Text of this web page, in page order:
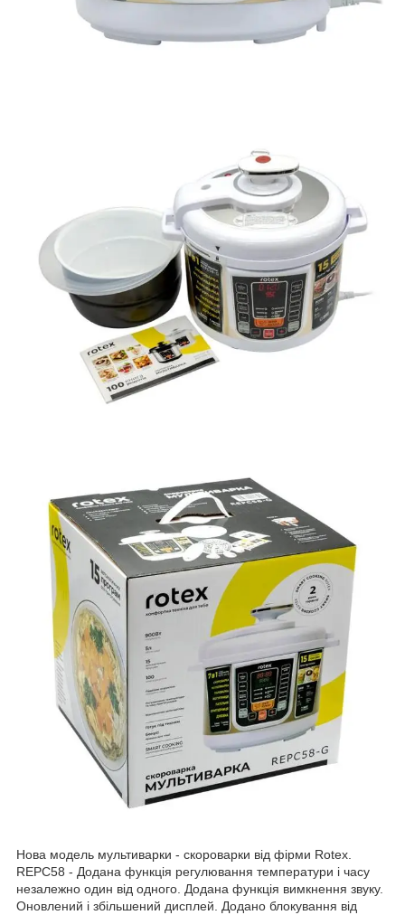
Нова модель мультиварки - скороварки від фірми Rotex.
REPC58 - Додана функція регулювання температури і часу
незалежно один від одного. Додана функція вимкнення звуку.
Оновлений і збільшений дисплей. Додано блокування від